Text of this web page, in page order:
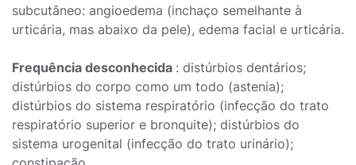
subcutâneo: angioedema (inchaço semelhante à
urticária, mas abaixo da pele), edema facial e urticária.
Frequência desconhecida : distúrbios dentários;
distúrbios do corpo como um todo (astenia);
distúrbios do sistema respiratório (infecção do trato
respiratório superior e bronquite); distúrbios do
sistema urogenital (infecção do trato urinário);